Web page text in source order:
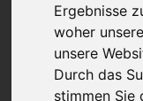
Ergebnisse
woher
unsere
Durch das
stimmen Sie